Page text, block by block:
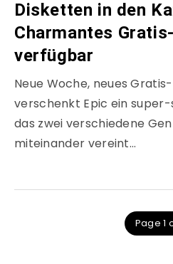
Disketten in den
Charmantes
verfügbar
Neue Woche, neues
verschenkt Epic ein
das zwei verschiedene
miteinander vereint…
Page 1